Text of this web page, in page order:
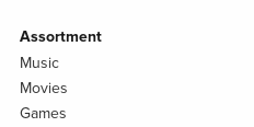
Assortment
Music
Movies
Games